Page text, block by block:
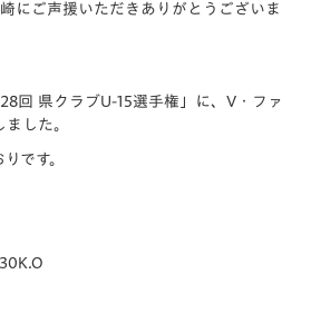
にご声援いただきありがとうございま
回 県クラブU-15選手権」に、V・ファ
した。
です。